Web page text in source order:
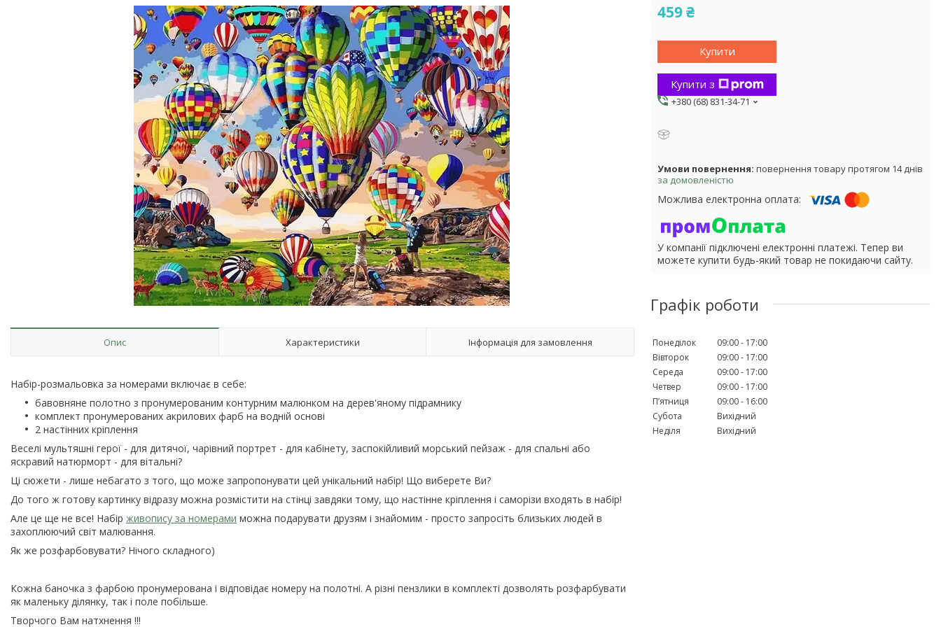
Опис Характеристики Інформація для замовлення
Набір-розмальовка за номерами включає в себе:
бавовняне полотно з пронумерованим контурним малюнком на дерев'яному підрамнику
комплект пронумерованих акрилових фарб на водній основі
2 настінних кріплення
Веселі мультяшні герої - для дитячої, чарівний портрет - для кабінету, заспокійливий морський пейзаж - для спальні або
яскравий натюрморт - для вітальні?
Ці сюжети - лише небагато з того, що може запропонувати цей унікальний набір! Що виберете Ви?
До того ж готову картинку відразу можна розмістити на стінці завдяки тому, що настінне кріплення і саморізи входять в набір!
Але це ще не все! Набір живопису за номерами можна подарувати друзям і знайомим - просто запросіть близьких людей в
захоплюючий світ малювання.
Як же розфарбовувати? Нічого складного)
Кожна баночка з фарбою пронумерована і відповідає номеру на полотні. А різні пензлики в комплекті дозволять розфарбувати
як маленьку ділянку, так і поле побільше.
Творчого Вам натхнення !!!
459 ₴
Купити
Купити з
+380 (68) 831-34-71
повернення товару протягом 14 днів
за домовленістю
У компанії підключені електронні платежі. Тепер ви
можете купити будь-який товар не покидаючи сайту.
Графік роботи
Понеділок 09:00
17:00
Вівторок
09:00
17:00
Середа
09:00
17:00
Четвер
09:00
17:00
Пʼятниця
09:00
16:00
Субота
Вихідний
Неділя
Вихідний